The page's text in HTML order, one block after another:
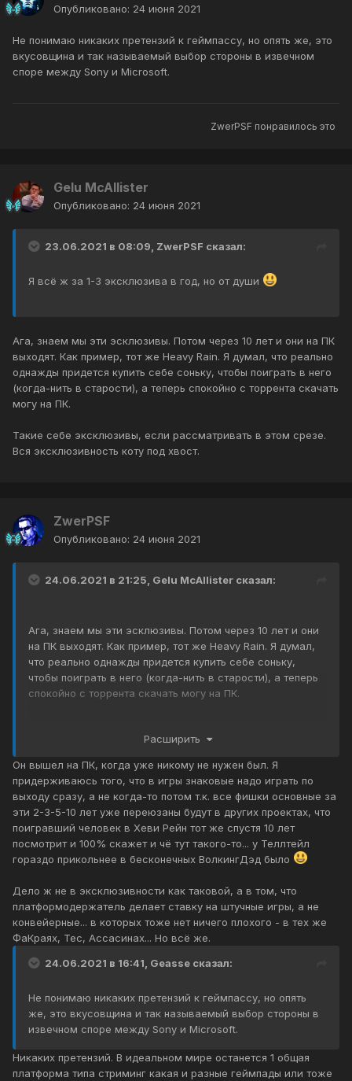
Опубликовано: 24 июня 2021
Не понимаю никаких претензий к геймпассу, но опять же, это
вкусовщина и так называемый выбор стороны в извечном
споре между Sony и Microsoft.
ZwerPSF понравилось это
Gelu McAllister
Опубликовано: 24 июня 2021
23.06.2021 в 08:09, ZwerPSF сказал:
Я всё ж за 1-3 эксклюзива в год, но от души
Ага, знаем мы эти эсклюзивы. Потом через 10 лет и они на ПК
выходят. Как пример, тот же Heavy Rain. Я думал, что реально
однажды придется купить себе соньку, чтобы поиграть в него
(когда-нить в старости), а теперь спокойно с торрента скачать
могу на ПК.
Такие себе эксклюзивы, если рассматривать в этом срезе.
Вся эксклюзивность коту под хвост.
ZwerPSF
Опубликовано: 24 июня 2021
24.06.2021 в 21:25, Gelu McAllister сказал:
Ага, знаем мы эти эсклюзивы. Потом через 10 лет и они
на ПК выходят. Как пример, тот же Heavy Rain. Я думал,
что реально однажды придется купить себе соньку,
чтобы поиграть в него (когда-нить в старости), а теперь
спокойно с торрента скачать могу на ПК.
срезе. Вся эксклюзивность коту под хвост.
Расширить
Он вышел на ПК, когда уже никому не нужен был. Я
придерживаюсь того, что в игры знаковые надо играть по
выходу сразу, а не когда-то потом т.к. все фишки основные за
эти 2-3-5-10 лет уже переюзаны будут в других проектах, что
поигравший человек в Хеви Рейн тот же спустя 10 лет
посмотрит и 100% скажет и чё тут такого-то... у Теллтейл
гораздо прикольнее в бесконечных ВолкингДэд было
Дело ж не в эксклюзивности как таковой, а в том, что
платформодержатель делает ставку на штучные игры, а не
конвейерные... в которых тоже нет ничего плохого - в тех же
ФаКраях, Тес, Ассасинах... Но всё же.
24.06.2021 в 16:41, Geasse сказал:
Не понимаю никаких претензий к геймпассу, но опять
же, это вкусовщина и так называемый выбор стороны в
извечном споре между Sony и Microsoft.
Никаких претензий. В идеальном мире останется 1 общая
платформа типа стриминг какая и разные геймпады или тоже